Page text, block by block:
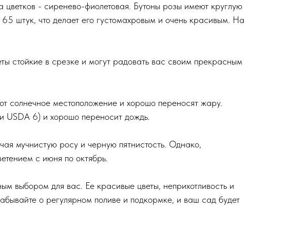
цветков - сиренево-фиолетовая. Бутоны розы имеют круглую
штук, что делает его густомахровым и очень красивым. На
стойкие в срезке и могут радовать вас своим прекрасным
солнечное местоположение и хорошо переносят жару.
USDA 6) и хорошо переносит дождь.
мучнистую росу и черную пятнистость. Однако,
с июня по октябрь.
выбором для вас. Ее красивые цветы, неприхотливость и
о регулярном поливе и подкормке, и ваш сад будет